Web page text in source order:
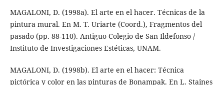
MAGALONI, D. (1998a). El arte en el hacer. Técnicas de la
pintura mural. En M. T. Uriarte (Coord.), Fragmentos del
pasado (pp. 88-110). Antiguo Colegio de San Ildefonso /
Instituto de Investigaciones Estéticas, UNAM.
MAGALONI, D. (1998b). El arte en el hacer: Técnica
pictórica y color en las pinturas de Bonampak. En L. Staines